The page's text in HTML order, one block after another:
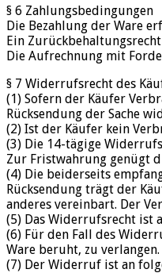
§ 6 Zahlungsbedingungen
Die Bezahlung der Ware
Ein
Die Aufrechnung mit
§ 7 Widerrufsrecht des
(1) Sofern der Käufer
Rücksendung der Sache
(2) Ist der Käufer kein
(3) Die 14-tägige
Zur Fristwahrung genügt
(4) Die beiderseits
Rücksendung trägt der
anderes vereinbart. Der
(5) Das Widerrufsrecht ist
(6) Für den Fall des
Ware beruht, zu verlangen.
(7) Der Widerruf ist an